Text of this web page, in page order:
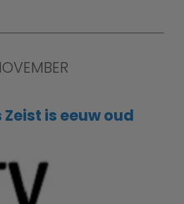
is eeuw oud